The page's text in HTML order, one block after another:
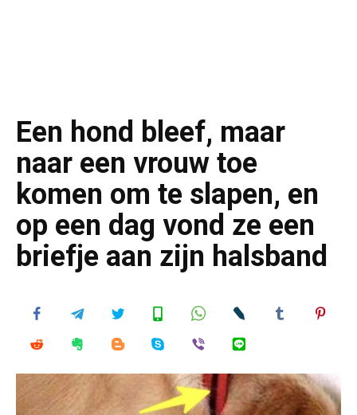
Een hond bleef, maar
naar een vrouw toe
komen om te slapen, en
op een dag vond ze een
briefje aan zijn halsband